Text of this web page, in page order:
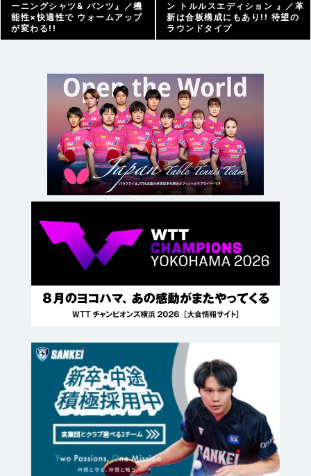
ーニングシャツ& パンツ』／機
能性×快適性で ウォームアップ
が変わる!!
ン トルルスエディション 』／革
新は合板構成にもあり!! 待望の
ラウンドタイプ